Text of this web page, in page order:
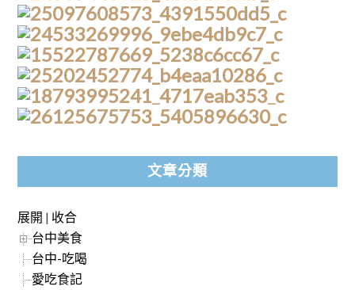
文章分類
展開 | 收合
台中美食
台中-吃喝
愛吃食記